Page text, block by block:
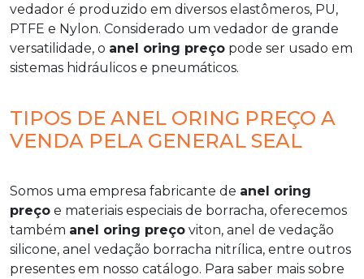
vedador é produzido em diversos elastômeros, PU,
PTFE e Nylon. Considerado um vedador de grande
versatilidade, o anel oring preço pode ser usado em
sistemas hidráulicos e pneumáticos.
TIPOS DE ANEL ORING PREÇO A
VENDA PELA GENERAL SEAL
Somos uma empresa fabricante de anel oring
preço e materiais especiais de borracha, oferecemos
também anel oring preço viton, anel de vedação
silicone, anel vedação borracha nitrílica, entre outros
presentes em nosso catálogo. Para saber mais sobre